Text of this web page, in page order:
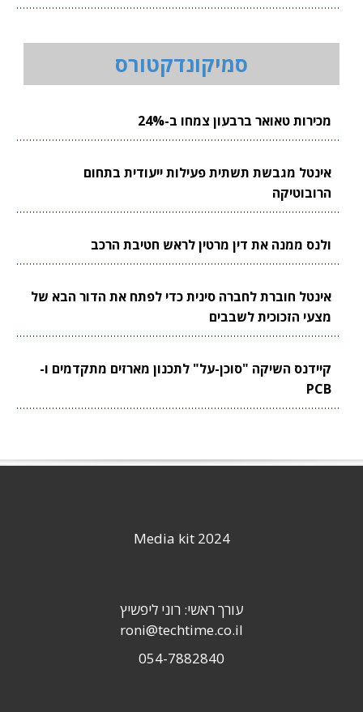
סמיקונדקטורס
מכירות טאואר ברבעון צמחו ב-24%
אינטל מגבשת תשתית פעילות ייעודית בתחום
הרובוטיקה
ולנס ממנה את דין מרטין לראש חטיבת הרכב
אינטל חוברת לחברה סינית כדי לפתח את הדור הבא של
מצעי הזכוכית לשבבים
קיידנס השיקה "סוכן-על" לתכנון מארזים מתקדמים ו-
PCB
Media kit 2024
עורך ראשי: רוני ליפשיץ
roni@techtime.co.il
054-7882840